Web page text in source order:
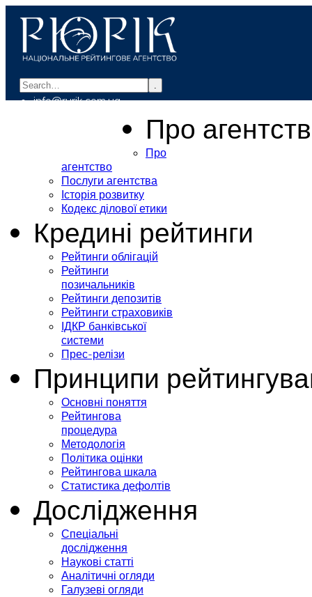
.
info@rurik.com.ua
Про
Про
агентство
Послуги агентства
Історія розвитку
Кодекс ділової етики
Кредині рейтинги
Рейтинги облігацій
Рейтинги
позичальників
Рейтинги депозитів
Рейтинги страховиків
ІДКР банківської
системи
Прес-релізи
Принципи
Основні поняття
Рейтингова
процедура
Методологія
Політика оцінки
Рейтингова шкала
Статистика дефолтів
Дослідження
Спеціальні
дослідження
Наукові статті
Аналітичні огляди
Галузеві огляди